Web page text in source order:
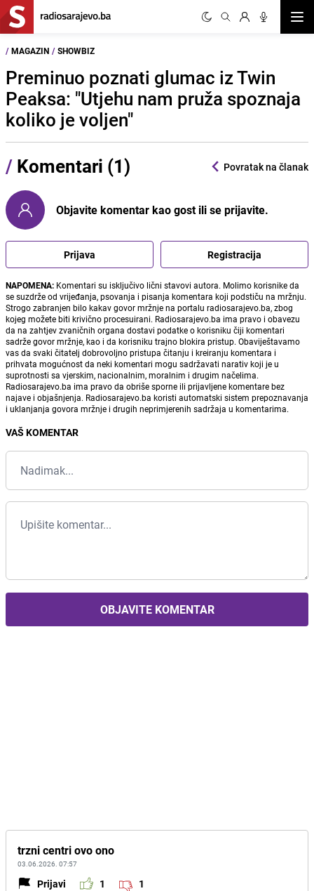
/ MAGAZIN / SHOWBIZ
Preminuo poznati glumac iz Twin
Peaksa: "Utjehu nam pruža spoznaja
koliko je voljen"
/ Komentari (1) Povratak na članak
Objavite komentar kao gost ili se prijavite.
Prijava Registracija
NAPOMENA: Komentari su isključivo lični stavovi autora. Molimo korisnike da
se suzdrže od vrijeđanja, psovanja i pisanja komentara koji podstiču na mržnju.
Strogo zabranjen bilo kakav govor mržnje na portalu radiosarajevo.ba, zbog
kojeg možete biti krivično procesuirani. Radiosarajevo.ba ima pravo i obavezu
da na zahtjev zvaničnih organa dostavi podatke o korisniku čiji komentari
sadrže govor mržnje, kao i da korisniku trajno blokira pristup. Obaviještavamo
vas da svaki čitatelj dobrovoljno pristupa čitanju i kreiranju komentara i
prihvata mogućnost da neki komentari mogu sadržavati narativ koji je u
suprotnosti sa vjerskim, nacionalnim, moralnim i drugim načelima.
Radiosarajevo.ba ima pravo da obriše sporne ili prijavljene komentare bez
najave i objašnjenja. Radiosarajevo.ba koristi automatski sistem prepoznavanja
i uklanjanja govora mržnje i drugih neprimjerenih sadržaja u komentarima.
VAŠ KOMENTAR
OBJAVITE KOMENTAR
trzni centri ovo ono
03.06.2026. 07:57
Prijavi 1 1